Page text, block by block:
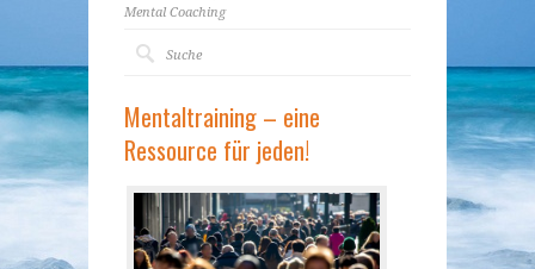
Mental Coaching
Mentaltraining – eine
Ressource für jeden!